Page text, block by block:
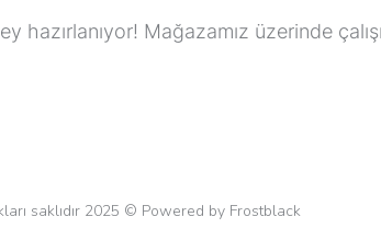
hazırlanıyor! Mağazamız üzerinde
saklıdır 2025 © Powered by Frostblack